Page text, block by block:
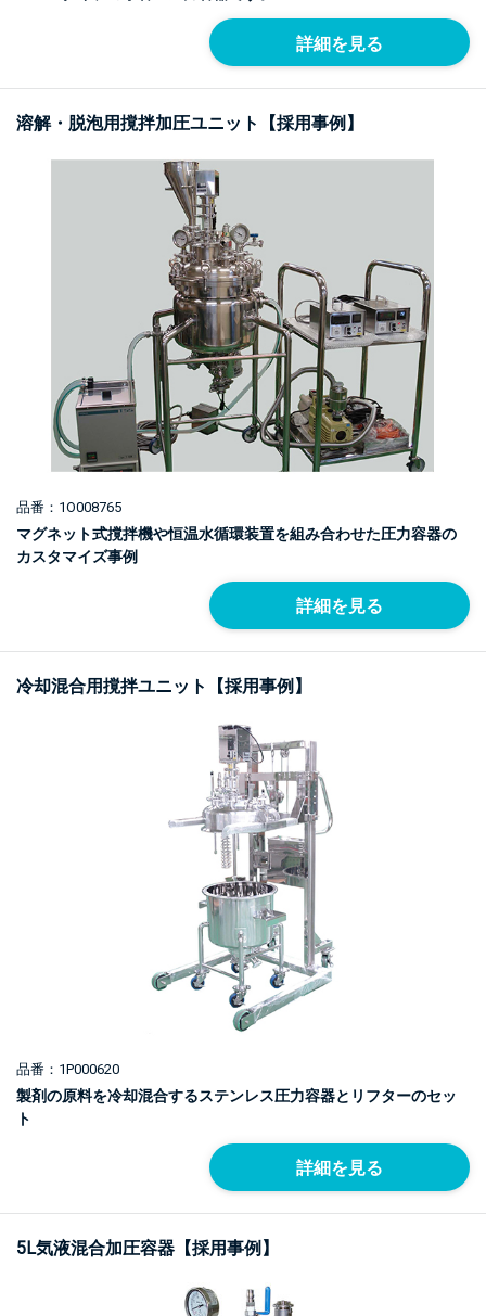
詳細を見る
溶解・脱泡用撹拌加圧ユニット【採用事例】
品番：1O008765
マグネット式撹拌機や恒温水循環装置を組み合わせた圧力容器の
カスタマイズ事例
詳細を見る
冷却混合用撹拌ユニット【採用事例】
品番：1P000620
製剤の原料を冷却混合するステンレス圧力容器とリフターのセッ
ト
詳細を見る
5L気液混合加圧容器【採用事例】